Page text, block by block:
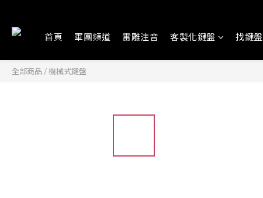
首頁 軍團頻道 雷雕注音 客製化鍵盤 找鍵盤
全部商品 /機械式鍵盤